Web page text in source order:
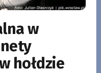
w
hołdzie